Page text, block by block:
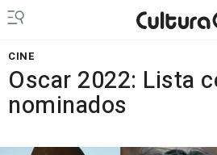
CINE
Oscar 2022: Lista
nominados